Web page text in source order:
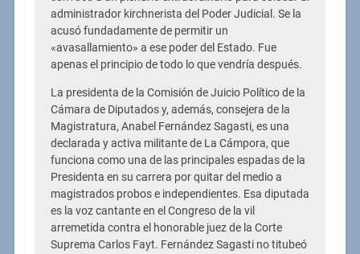
administrador kirchnerista del Poder Judicial. Se la
acusó fundadamente de permitir un
«avasallamiento» a ese poder del Estado. Fue
apenas el principio de todo lo que vendría después.
La presidenta de la Comisión de Juicio Político de la
Cámara de Diputados y, además, consejera de la
Magistratura, Anabel Fernández Sagasti, es una
declarada y activa militante de La Cámpora, que
funciona como una de las principales espadas de la
Presidenta en su carrera por quitar del medio a
magistrados probos e independientes. Esa diputada
es la voz cantante en el Congreso de la vil
arremetida contra el honorable juez de la Corte
Suprema Carlos Fayt. Fernández Sagasti no titubeó